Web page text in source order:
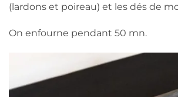
(lardons et poireau) et les dés de
On enfourne pendant 50 mn.